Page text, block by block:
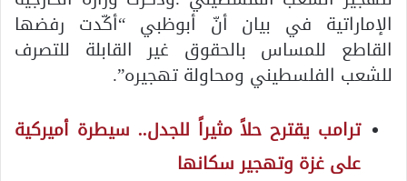
الإماراتية في بيان أنّ أبوظبي “أكّدت رفضها
القاطع للمساس بالحقوق غير القابلة للتصرف
للشعب الفلسطيني ومحاولة تهجيره”.
ترامب يقترح حلاً مثيراً للجدل.. سيطرة أميركية
على غزة وتهجير سكانها